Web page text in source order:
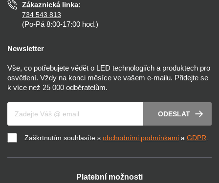
Zákaznická linka:
734 543 813
(Po-Pá 8:00-17:00 hod.)
Newsletter
Vše, co potřebujete vědět o LED technologiích a produktech pro
osvětlení. Vždy na konci měsíce ve vašem e-mailu. Přidejte se
k více než 25 000 odběratelům.
ODESLAT
Zaškrtnutím souhlasíte s obchodními podmínkami a GDPR.
Platební možnosti